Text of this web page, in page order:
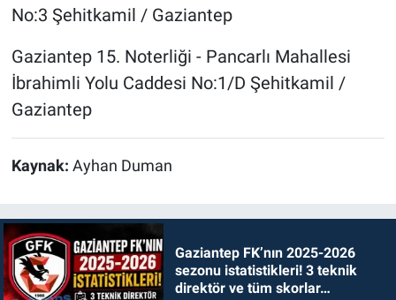
No:3 Şehitkamil / Gaziantep
Gaziantep 15. Noterliği - Pancarlı Mahallesi
İbrahimli Yolu Caddesi No:1/D Şehitkamil /
Gaziantep
Kaynak: Ayhan Duman
Gaziantep FK’nın 2025-2026
sezonu istatistikleri! 3 teknik
direktör ve tüm skorlar…